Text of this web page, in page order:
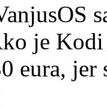
je
eura,